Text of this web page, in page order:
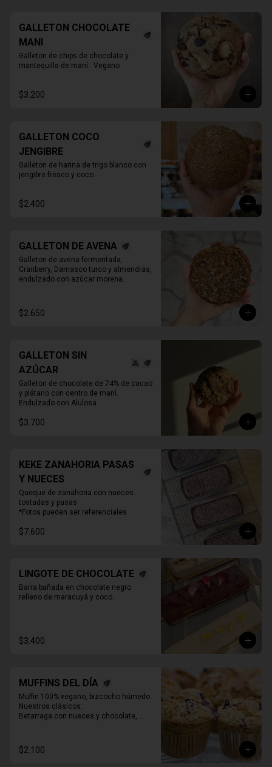
GALLETON CHOCOLATE
MANI
Galleton de chips de chocolate y
mantequilla de maní.  Vegano
$3.200
GALLETON COCO
JENGIBRE
Galleton de harina de trigo blanco con
jengibre fresco y coco.
$2.400
GALLETON DE AVENA
Galleton de avena fermentada,
Cranberry, Damasco turco y almendras,
endulzado con azúcar morena.
$2.650
GALLETON SIN
AZÚCAR
Galleton de chocolate de 74% de cacao
y plátano con centro de maní.
Endulzado con Alulosa
$3.700
KEKE ZANAHORIA PASAS
Y NUECES
Queque de zanahoria con nueces
tostadas y pasas
*Fotos pueden ser referenciales
$7.600
LINGOTE DE CHOCOLATE
Barra bañada en chocolate negro
relleno de maracuyá y coco.
$3.400
MUFFINS DEL DÍA
Muffin 100% vegano, bizcocho húmedo.
Nuestros clásicos:
Betarraga con nueces y chocolate,
Chocolate, maní y mantequilla de maní.
$2.100